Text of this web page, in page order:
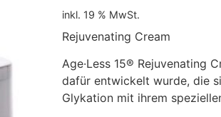
inkl. 19 % MwSt.
Rejuvenating Cream
Age·Less 15® Rejuvenating
dafür entwickelt wurde, die
Glykation mit ihrem